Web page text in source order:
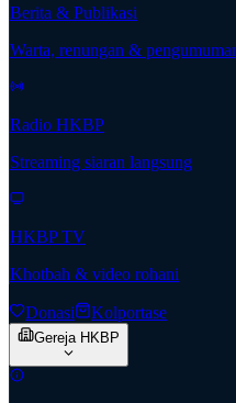
Berita & Publikasi
Warta, renungan &
Radio HKBP
Streaming siaran langsung
HKBP TV
Khotbah & video rohani
Donasi Kolportase
Gereja HKBP